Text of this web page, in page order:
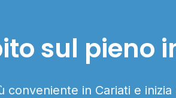
sul pieno
conveniente in Cariati e